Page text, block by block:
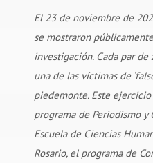
El 23 de noviembre de
se mostraron
investigación. Cada par de
una de las víctimas de
piedemonte. Este
programa de Periodismo y
Escuela de Ciencias
Rosario, el programa de